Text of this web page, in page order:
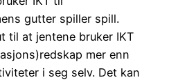
gutter spiller spill.
til at jentene bruker IKT
mer enn
i seg selv. Det kan